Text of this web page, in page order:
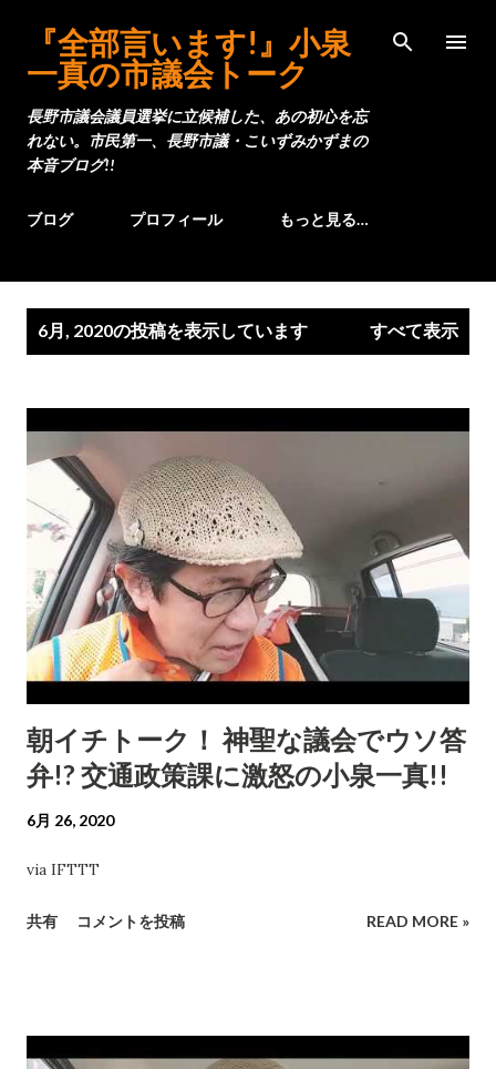
スキップしてメイン コンテンツに移動
『全部言います!』小泉
一真の市議会トーク
長野市議会議員選挙に立候補した、あの初心を忘
れない。市民第一、長野市議・こいずみかずまの
本音ブログ!!
ブログ プロフィール もっと見る…
6月, 2020の投稿を表示しています すべて表示
朝イチトーク！ 神聖な議会でウソ答
弁!? 交通政策課に激怒の小泉一真!!
6月 26, 2020
via IFTTT
共有 コメントを投稿 READ MORE »